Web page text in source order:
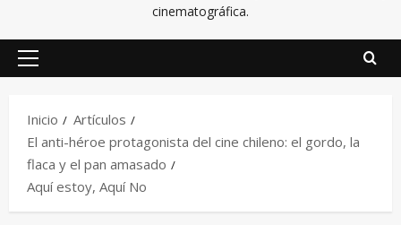
cinematográfica.
Inicio
Artículos
El anti-héroe protagonista del cine chileno: el gordo, la
flaca y el pan amasado
Aquí estoy, Aquí No